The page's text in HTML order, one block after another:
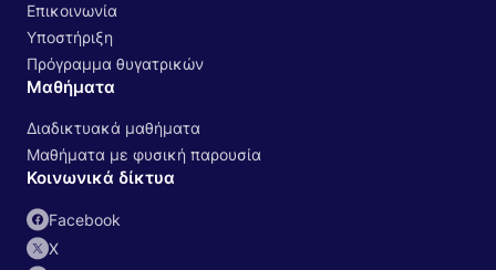
Επικοινωνία
Υποστήριξη
Πρόγραμμα θυγατρικών
Μαθήματα
Διαδικτυακά μαθήματα
Μαθήματα με φυσική παρουσία
Κοινωνικά δίκτυα
Facebook
Χ